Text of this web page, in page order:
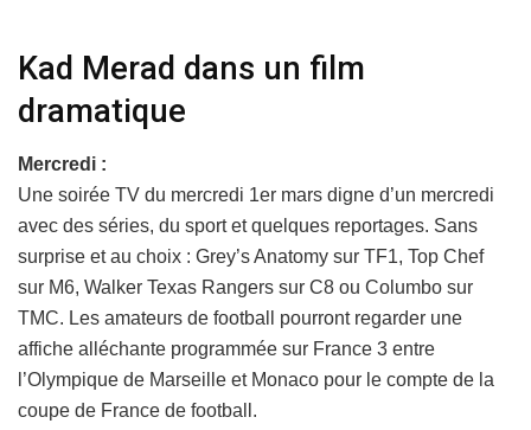
Kad Merad dans un film
dramatique
Mercredi :
Une soirée TV du mercredi 1er mars digne d’un mercredi
avec des séries, du sport et quelques reportages. Sans
surprise et au choix : Grey’s Anatomy sur TF1, Top Chef
sur M6, Walker Texas Rangers sur C8 ou Columbo sur
TMC. Les amateurs de football pourront regarder une
affiche alléchante programmée sur France 3 entre
l’Olympique de Marseille et Monaco pour le compte de la
coupe de France de football.